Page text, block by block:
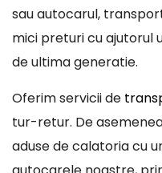
sau autocarul,
mici preturi cu ajutorul
de ultima generatie.
Oferim servicii de
tur-retur. De
aduse de calatoria cu